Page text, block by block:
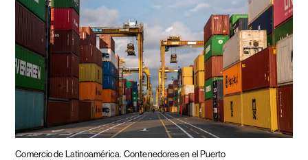
Comercio de Latinoamérica. Contenedores en el Puerto